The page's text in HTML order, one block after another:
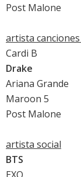
Post Malone
artista
Cardi B
Drake
Ariana Grande
Maroon 5
Post Malone
artista social
BTS